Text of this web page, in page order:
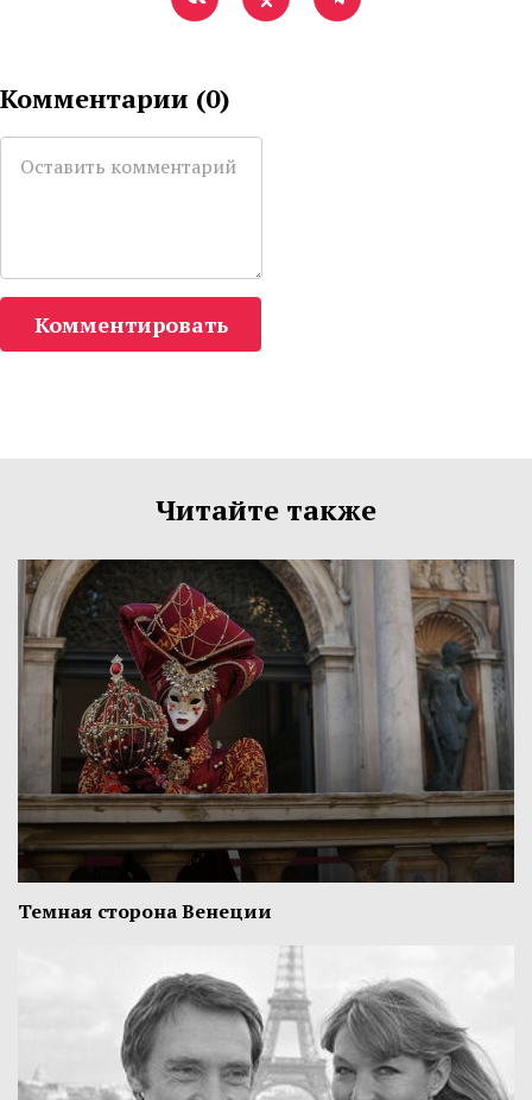
Комментарии (0)
Комментировать
Читайте также
Темная сторона Венеции